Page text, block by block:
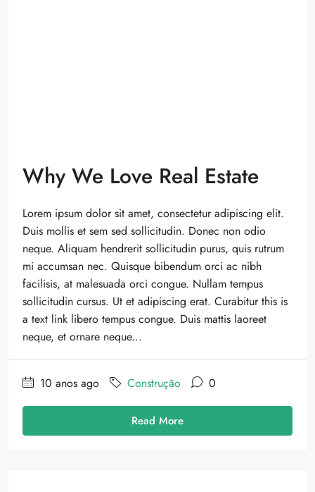
Why We Love Real Estate
Lorem ipsum dolor sit amet, consectetur adipiscing elit.
Duis mollis et sem sed sollicitudin. Donec non odio
neque. Aliquam hendrerit sollicitudin purus, quis rutrum
mi accumsan nec. Quisque bibendum orci ac nibh
facilisis, at malesuada orci congue. Nullam tempus
sollicitudin cursus. Ut et adipiscing erat. Curabitur this is
a text link libero tempus congue. Duis mattis laoreet
neque, et ornare neque...
10 anos ago Construção 0
Read More